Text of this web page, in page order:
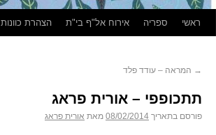
ראשי ספריה אירוח אל"ף בי"ת הצהרת כוונות
→ המראה – עודד פלד
תתכופפי – אורית פראג
פורסם בתאריך 08/02/2014 מאת אורית פראג